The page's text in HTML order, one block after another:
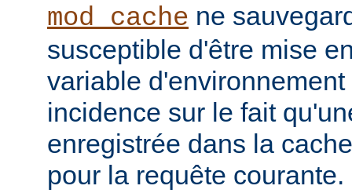
mod_cache ne
susceptible d'être mise
variable
incidence sur le fait
enregistrée dans la
pour la requête courante.